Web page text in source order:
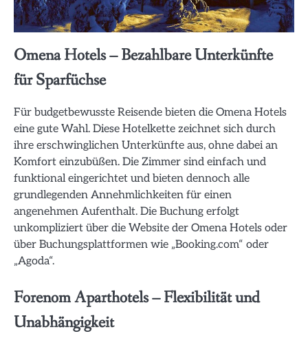
Omena Hotels – Bezahlbare Unterkünfte
für Sparfüchse
Für budgetbewusste Reisende bieten die Omena Hotels
eine gute Wahl. Diese Hotelkette zeichnet sich durch
ihre erschwinglichen Unterkünfte aus, ohne dabei an
Komfort einzubüßen. Die Zimmer sind einfach und
funktional eingerichtet und bieten dennoch alle
grundlegenden Annehmlichkeiten für einen
angenehmen Aufenthalt. Die Buchung erfolgt
unkompliziert über die Website der Omena Hotels oder
über Buchungsplattformen wie „Booking.com“ oder
„Agoda“.
Forenom Aparthotels – Flexibilität und
Unabhängigkeit